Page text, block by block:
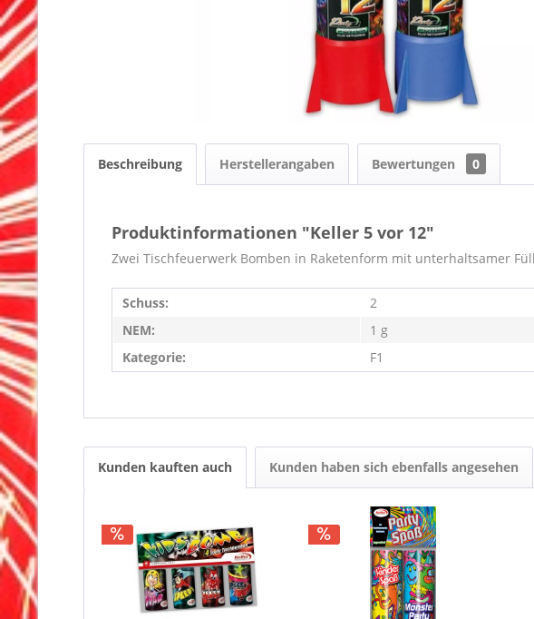
Beschreibung Herstellerangaben Bewertungen 0
Produktinformationen "Keller 5 vor 12"
Zwei Tischfeuerwerk Bomben in Raketenform mit unterhaltsamer
Schuss:
2
NEM:
1 g
Kategorie:
F1
Kunden kauften auch Kunden haben sich ebenfalls angesehen